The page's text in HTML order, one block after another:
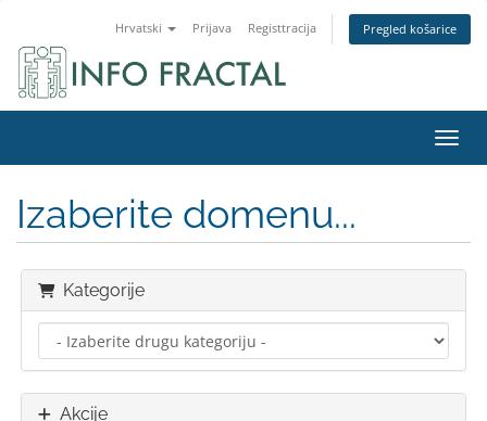
Hrvatski Prijava Registtracija Pregled košarice
Izaberite domenu...
Kategorije
Akcije